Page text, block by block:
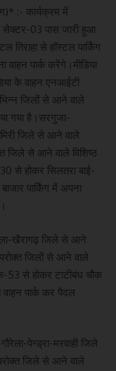
:- कार्यक्रम में
सेक्टर-03 पास जारी हुआ
तिराहा से हॉस्टल पार्किंग
पार्क करेंगे।मीडिया
के वाहन एनआईटी
जिलों से आने वाले
गया है।सरगुजा-
जिले से आने वाले
जिले से आने वाले विशिष्ठ
30 से होकर सिलतरा बाई-
पार्किंग में अपना
खैरागढ़ जिले से आने
जिलों से आने वाले
53 से होकर टाटीबंध चौक
वाहन पार्क कर पैदल
पेन्ड्रा-मरवाही जिले
जिले से आने वाले